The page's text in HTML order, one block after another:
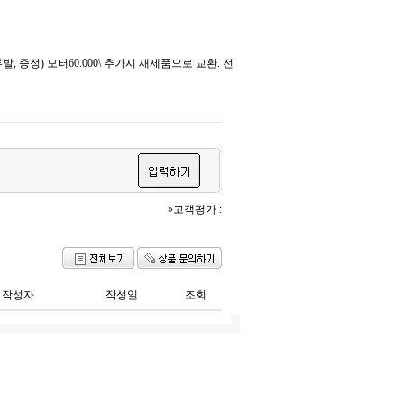
, 증정) 모터60.000\ 추가시 새제품으로 교환. 전
»고객평가 :
작성자 작성일 조회